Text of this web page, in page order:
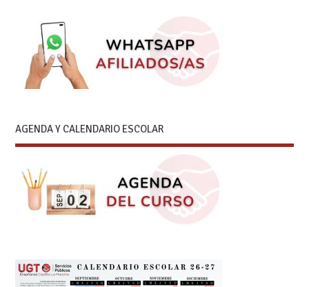
AGENDA Y CALENDARIO ESCOLAR